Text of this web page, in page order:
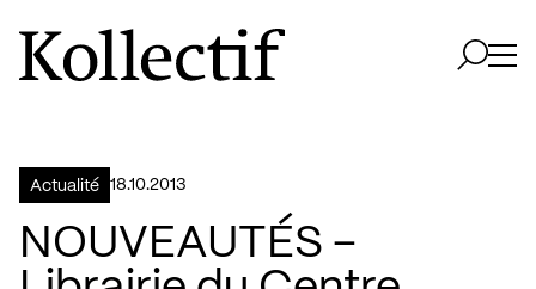
Aller à la page d'accueil
Logo Kollectif
Actualité 18.10.2013
NOUVEAUTÉS –